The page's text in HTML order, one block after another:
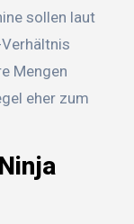
sollen laut
Mengen
eher zum